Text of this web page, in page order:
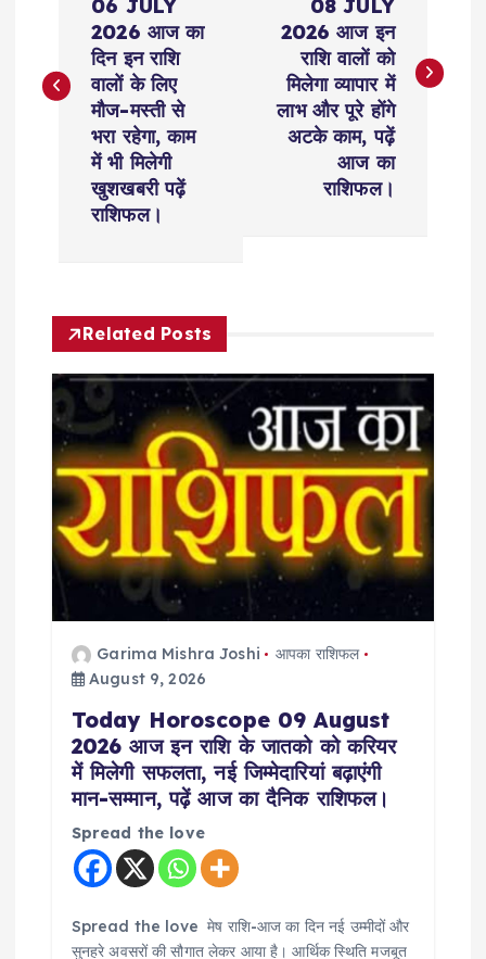
t
g
a
t
o
n
06 JULY
2026 आज का
दिन इन राशि
वालों के लिए
मौज-मस्ती से
भरा रहेगा, काम
में भी मिलेगी
खुशखबरी पढ़ें
राशिफल।
08 JULY
2026 आज इन
राशि वालों को
मिलेगा व्यापार में
लाभ और पूरे होंगे
अटके काम, पढ़ें
आज का
राशिफल।
Related Posts
Garima Mishra Joshi
आपका राशिफल
August 9, 2026
Today Horoscope 09 August
2026 आज इन राशि के जातको को करियर
में मिलेगी सफलता, नई जिम्मेदारियां बढ़ाएंगी
मान-सम्मान, पढ़ें आज का दैनिक राशिफल।
Spread the love
Spread the love मेष राशि-आज का दिन नई उम्मीदों और
सुनहरे अवसरों की सौगात लेकर आया है। आर्थिक स्थिति मजबूत